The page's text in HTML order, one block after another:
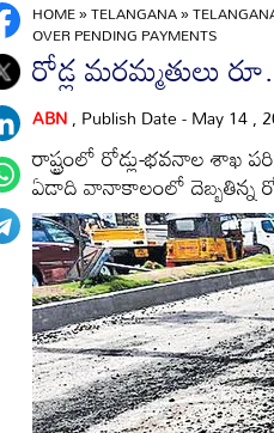
HOME»TELANGANA»
OVER PENDING PAYMENTS
రోడ్ల మరమ్మతులు
ABN, Publish Date - May 14 ,
రాష్ట్రంలో రోడ్లు-భవనాల శాఖ
ఏడాది వానాకాలంలో దెబ్బతిన్న